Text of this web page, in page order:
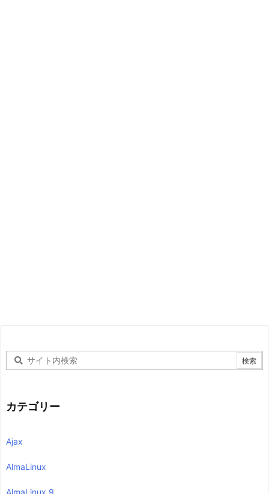
カテゴリー
Ajax
AlmaLinux
AlmaLinux 9